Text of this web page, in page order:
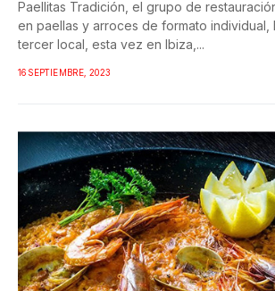
Paellitas Tradición, el grupo de
en paellas y arroces de formato individual,
tercer local, esta vez en Ibiza,...
16 SEPTIEMBRE, 2023